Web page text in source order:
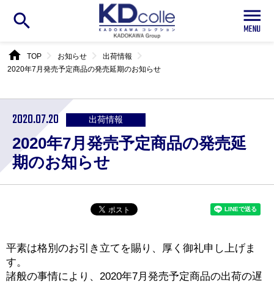
search
home TOPchevron_right お知らせchevron_right 出荷情報chevron_right
2020年7月発売予定商品の発売延期のお知らせ
2020.07.20 出荷情報
2020年7月発売予定商品の発売延
期のお知らせ
平素は格別のお引き立てを賜り、厚く御礼申し上げま
す。
諸般の事情により、2020年7月発売予定商品の出荷の遅